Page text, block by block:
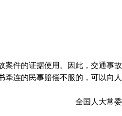
件的证据使用。因此，交通事
连的民事赔偿不服的，可以向人
全国人大常委法
二00